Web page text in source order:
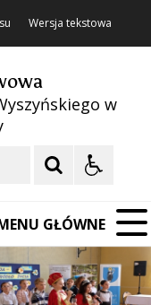
Wersja tekstowa
w
GŁÓWNE